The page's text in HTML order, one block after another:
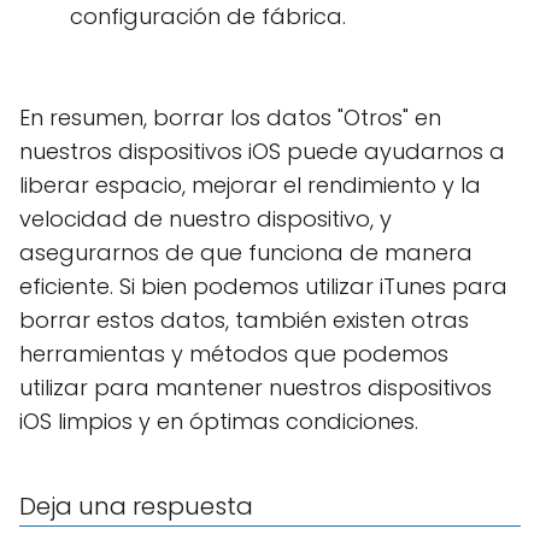
configuración de fábrica.
En resumen, borrar los datos "Otros" en
nuestros dispositivos iOS puede ayudarnos a
liberar espacio, mejorar el rendimiento y la
velocidad de nuestro dispositivo, y
asegurarnos de que funciona de manera
eficiente. Si bien podemos utilizar iTunes para
borrar estos datos, también existen otras
herramientas y métodos que podemos
utilizar para mantener nuestros dispositivos
iOS limpios y en óptimas condiciones.
Deja una respuesta